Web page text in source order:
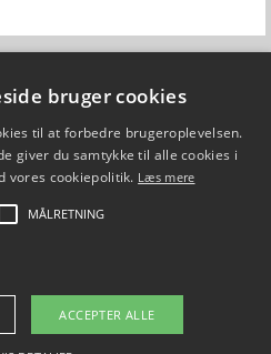
Ressourcer
bruger cookies
til at forbedre brugeroplevelsen.
giver du samtykke til alle cookies i
vores cookiepolitik. Læs mere
MÅLRETNING
ACCEPTER ALLE